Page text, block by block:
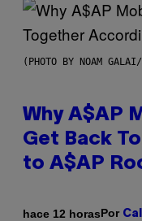
(PHOTO BY NOAM
Why A$AP
Get Back
to A$AP
hace 12 horasPor